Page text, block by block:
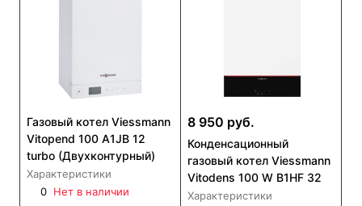
Газовый котел Viessmann
Vitopend 100 A1JB 12
turbo (Двухконтурный)
Характеристики
0 Нет в наличии
8 950 руб.
Конденсационный
газовый котел Viessmann
Vitodens 100 W B1HF 32
Характеристики